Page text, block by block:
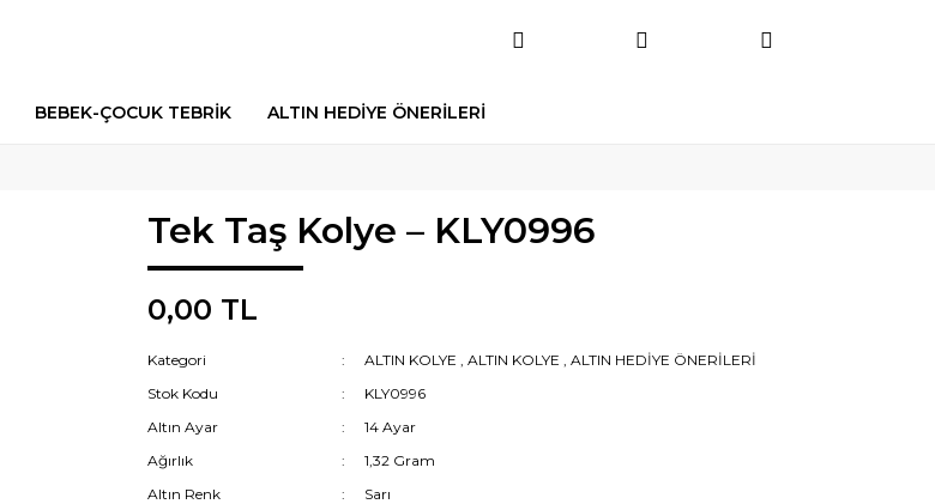
BEBEK-ÇOCUK TEBRİK ALTIN HEDİYE ÖNERİLERİ
Tek Taş Kolye – KLY0996
0,00 TL
Kategori ALTIN KOLYE ALTIN KOLYE
ALTIN HEDİYE ÖNERİLERİ
Stok Kodu
KLY0996
Altın Ayar
14 Ayar
Ağırlık
1,32 Gram
Altın Renk
Sarı